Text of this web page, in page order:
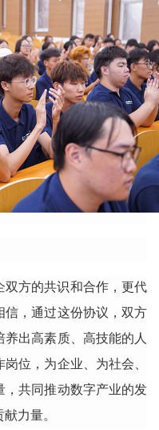
双方的共识和合作，更代
，通过这份协议， 双方
出高素质、高技能的人
位，为企业、为社会、
，共同推动数字产业的发
力量。